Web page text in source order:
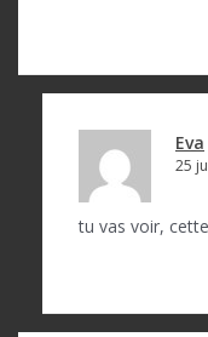
Eva
25
tu vas voir,